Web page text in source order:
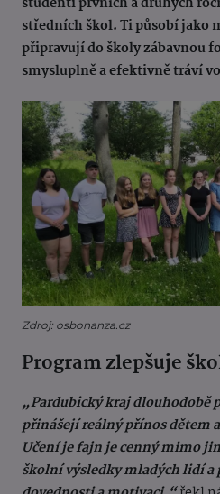
středních škol. Ti působí jako
připravují do školy zábavnou
smysluplně a efektivně tráví
Zdroj: osbonanza.cz
Program zlepšuje
„Pardubický kraj dlouhodobě
přinášejí reálný přínos dětem
Učení je fajn je cenný mimo
školní výsledky mladých lidí